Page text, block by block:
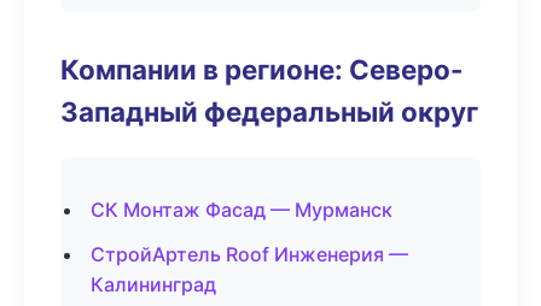
Компании в регионе: Северо-
Западный федеральный округ
СК Монтаж Фасад — Мурманск
СтройАртель Roof Инженерия —
Калининград